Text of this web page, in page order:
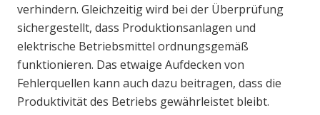
verhindern. Gleichzeitig wird bei der Überprüfung
sichergestellt, dass Produktionsanlagen und
elektrische Betriebsmittel ordnungsgemäß
funktionieren. Das etwaige Aufdecken von
Fehlerquellen kann auch dazu beitragen, dass die
Produktivität des Betriebs gewährleistet bleibt.